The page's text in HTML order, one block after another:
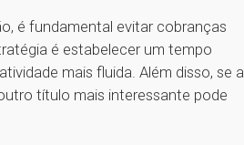
é fundamental evitar cobranças
é estabelecer um tempo
mais fluida. Além disso, se a
título mais interessante pode